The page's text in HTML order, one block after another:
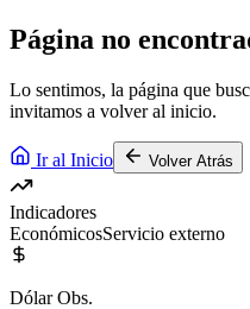
Página no
Lo sentimos, la página que
invitamos a volver al inicio.
Ir al Inicio Volver Atrás
Indicadores
EconómicosServicio externo
Dólar Obs.